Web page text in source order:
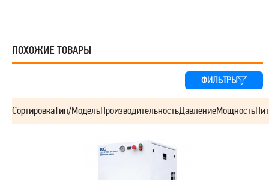
ПОХОЖИЕ ТОВАРЫ
ФИЛЬТРЫ
СортировкаТип/МодельПроизводительностьДавлениеМощность